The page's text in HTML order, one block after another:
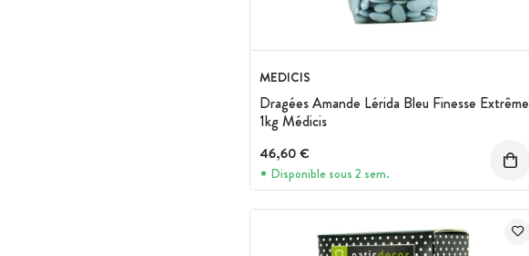
MEDICIS
Dragées Amande Lérida Bleu Finesse Extrême
1kg Médicis
46,60 €
Disponible sous 2 sem.